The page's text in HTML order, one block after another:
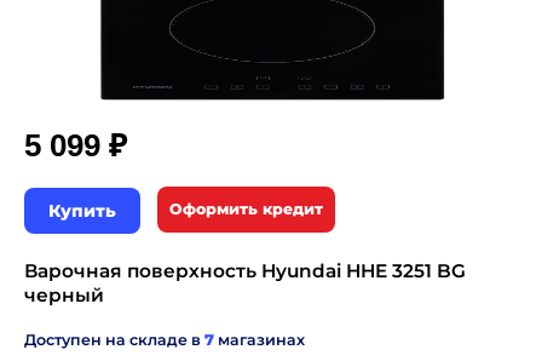
5 099 ₽
Купить Оформить кредит
Варочная поверхность Hyundai HHE 3251 BG
черный
Доступен на складе в 7 магазинах